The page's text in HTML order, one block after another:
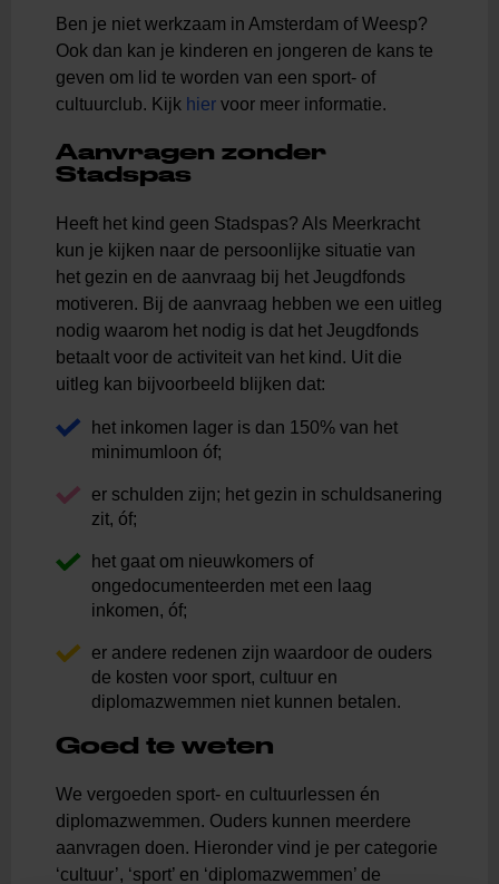
Ben je niet werkzaam in Amsterdam of Weesp?
Ook dan kan je kinderen en jongeren de kans te
geven om lid te worden van een sport- of
cultuurclub. Kijk hier voor meer informatie.
Aanvragen zonder
Stadspas
Heeft het kind geen Stadspas? Als Meerkracht
kun je kijken naar de persoonlijke situatie van
het gezin en de aanvraag bij het Jeugdfonds
motiveren. Bij de aanvraag hebben we een uitleg
nodig waarom het nodig is dat het Jeugdfonds
betaalt voor de activiteit van het kind. Uit die
uitleg kan bijvoorbeeld blijken dat:
het inkomen lager is dan 150% van het
minimumloon óf;
er schulden zijn; het gezin in schuldsanering
zit, óf;
het gaat om nieuwkomers of
ongedocumenteerden met een laag
inkomen, óf;
er andere redenen zijn waardoor de ouders
de kosten voor sport, cultuur en
diplomazwemmen niet kunnen betalen.
Goed te weten
We vergoeden sport- en cultuurlessen én
diplomazwemmen. Ouders kunnen meerdere
aanvragen doen. Hieronder vind je per categorie
‘cultuur’, ‘sport’ en ‘diplomazwemmen’ de